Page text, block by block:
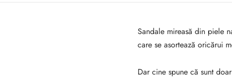
Sandale mireasă din piele
care se asortează oricărui
Dar cine spune că sunt